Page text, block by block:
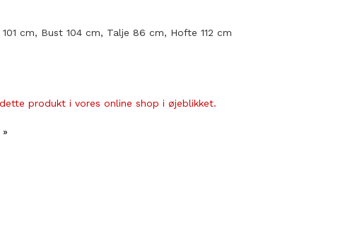
cm, Bust 104 cm, Talje 86 cm, Hofte 112 cm
produkt i vores online shop i øjeblikket.